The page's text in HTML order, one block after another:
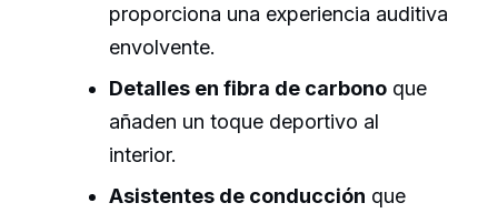
proporciona una experiencia auditiva
envolvente.
Detalles en fibra de carbono que
añaden un toque deportivo al
interior.
Asistentes de conducción que